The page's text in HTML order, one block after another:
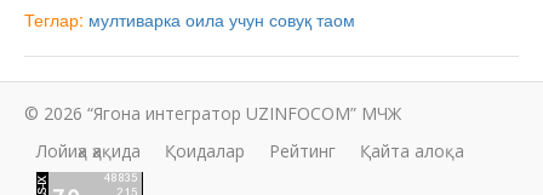
Теглар: мултиварка оила учун совуқ таом
© 2026 “Ягона интегратор UZINFOCOM” МЧЖ
Лойиҳа ҳақида
Қоидалар Рейтинг Қайта алоқа